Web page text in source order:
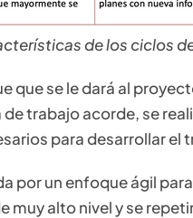
de los ciclos
que se le dará al
trabajo acorde, se
para desarrollar el
por un enfoque ágil
muy alto nivel y se